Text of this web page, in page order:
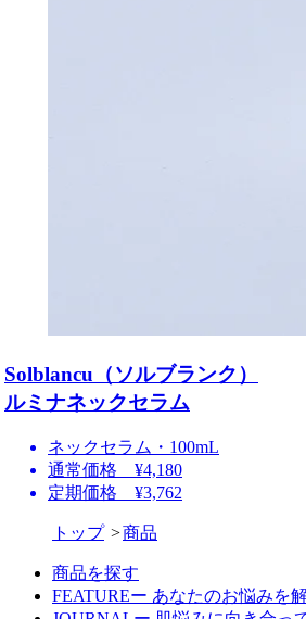
Solblancu（ソルブランク）
ルミナネックセラム
ネックセラム・100mL
通常価格 ¥4,180
定期価格 ¥3,762
トップ 商品
商品を探す
FEATUREー あなたのお悩みを